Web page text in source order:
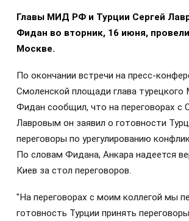
Главы МИД РФ и Турции Сергей
Фидан во вторник, 16 июня,
Москве.
По окончании встречи на пресс-
Смоленской площади глава
Фидан сообщил, что на переговорах с
Лавровым он заявил о готовности
переговоры по урегулированию
По словам Фидана, Анкара надеется
Киев за стол переговоров.
"На переговорах с моим коллегой мы
готовность Турции принять